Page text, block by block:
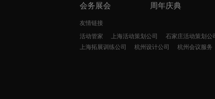
会务展会 周年庆典
友情链接
活动管家
上海活动策划公司 石家庄活动策划公
上海拓展训练公司
杭州设计公司 杭州会议服务